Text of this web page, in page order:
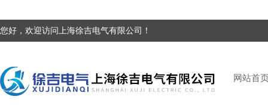
您好，欢迎访问上海徐吉电气有限公司！
网站首